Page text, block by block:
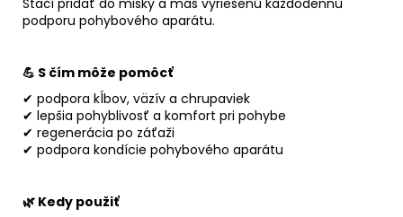
podporu pohybového aparátu.
💪 S čím môže pomôcť
✔ podpora kĺbov, väzív a chrupaviek
✔ lepšia pohyblivosť a komfort pri pohybe
✔ regenerácia po záťaži
✔ podpora kondície pohybového aparátu
🌿 Kedy použiť